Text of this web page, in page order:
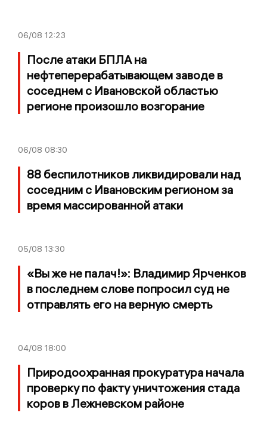
06/08 12:23
После атаки БПЛА на
нефтеперерабатывающем заводе в
соседнем с Ивановской областью
регионе произошло возгорание
06/08 08:30
88 беспилотников ликвидировали над
соседним с Ивановским регионом за
время массированной атаки
05/08 13:30
«Вы же не палач!»: Владимир Ярченков
в последнем слове попросил суд не
отправлять его на верную смерть
04/08 18:00
Природоохранная прокуратура начала
проверку по факту уничтожения стада
коров в Лежневском районе